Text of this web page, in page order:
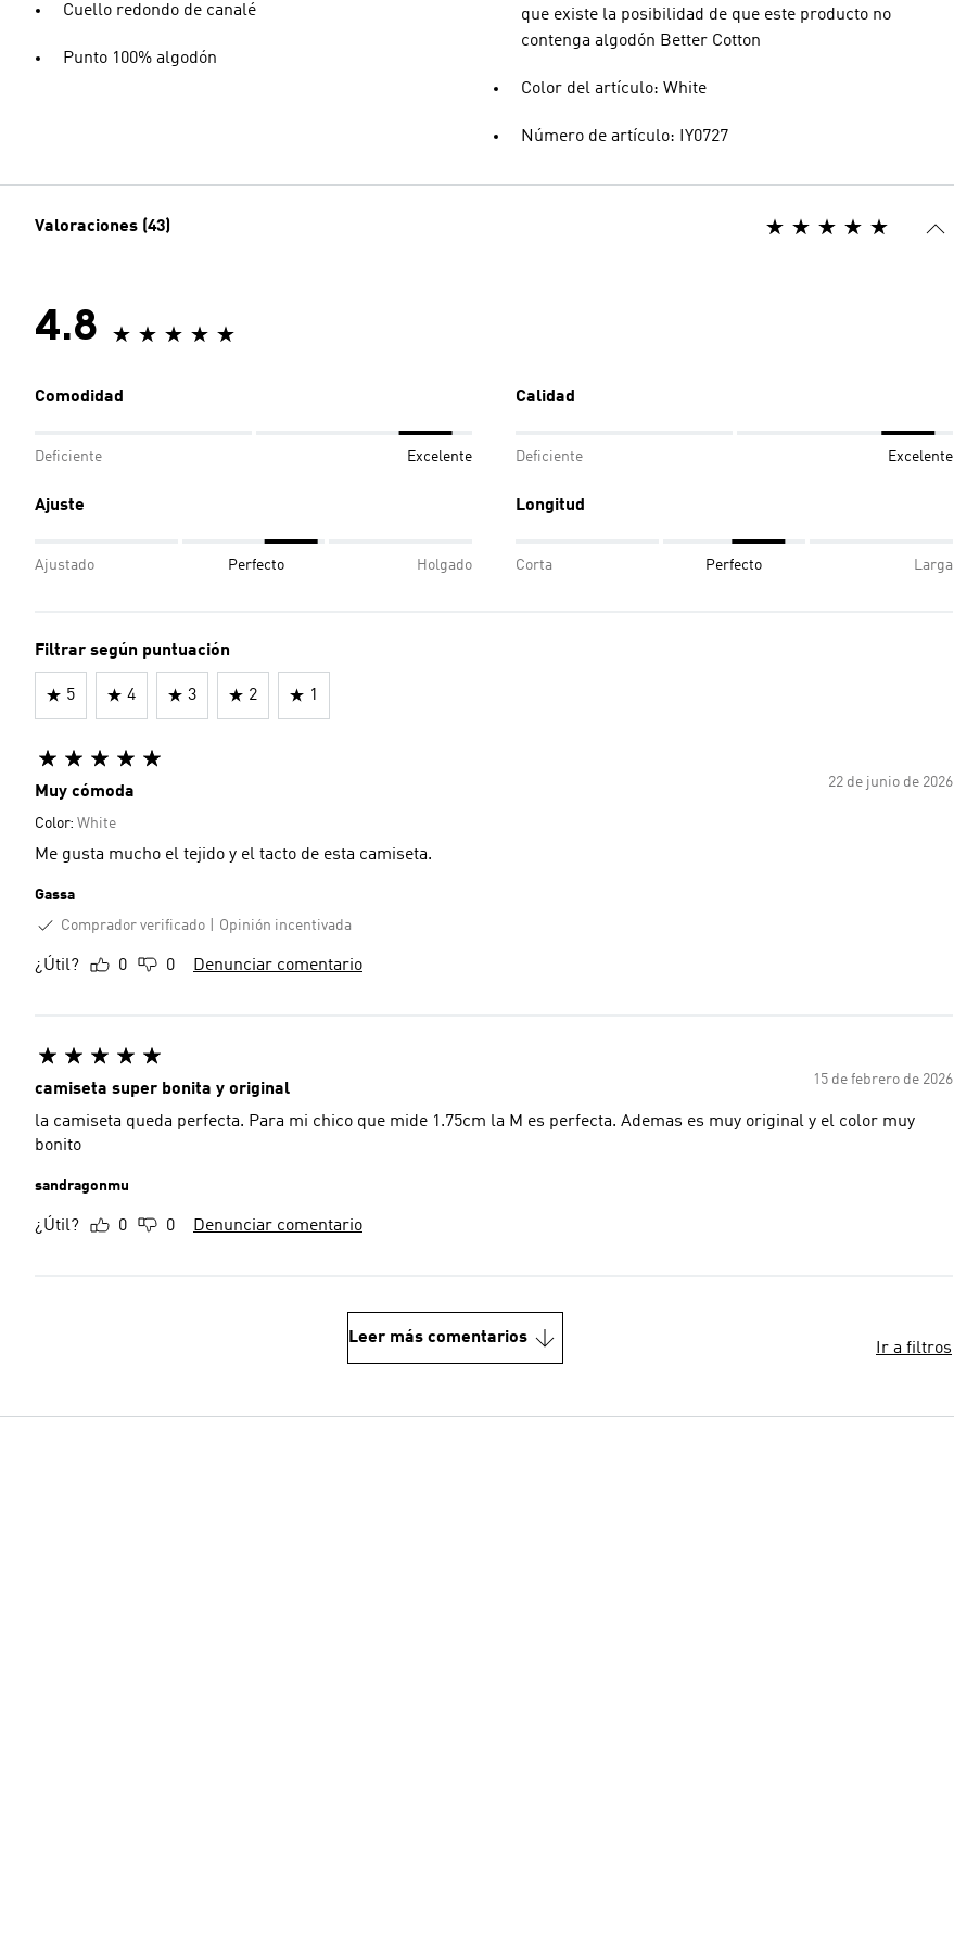
Cuello redondo de canalé
Punto 100% algodón
que existe la posibilidad de que este producto no
contenga algodón Better Cotton
Color del artículo: White
Número de artículo: IY0727
Valoraciones (43)
4.8
Comodidad
Deficiente Excelente
Calidad
Deficiente Excelente
Ajuste
Ajustado Perfecto Holgado
Longitud
Corta Perfecto Larga
Filtrar según puntuación
5 4 3 2 1
22 de junio de 2026
Muy cómoda
Color: White
Me gusta mucho el tejido y el tacto de esta camiseta.
Gassa
Comprador verificado
Opinión incentivada
¿Útil? 0 0 Denunciar comentario
15 de febrero de 2026
camiseta super bonita y original
la camiseta queda perfecta. Para mi chico que mide 1.75cm la M es perfecta. Ademas es muy original y el color muy
bonito
sandragonmu
¿Útil? 0 0 Denunciar comentario
Leer más comentarios
Ir a filtros